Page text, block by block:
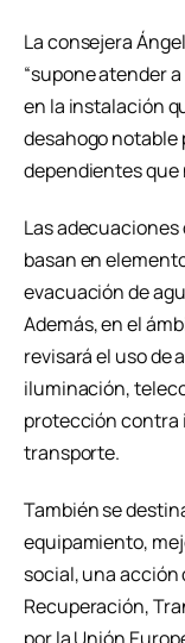
La consejera
“supone atender
en la instalación
desahogo notable
dependientes que
Las
basan en
evacuación de
Además, en el
revisará el uso de
iluminación,
protección contra
transporte.
También se
equipamiento,
social, una acción
Recuperación,